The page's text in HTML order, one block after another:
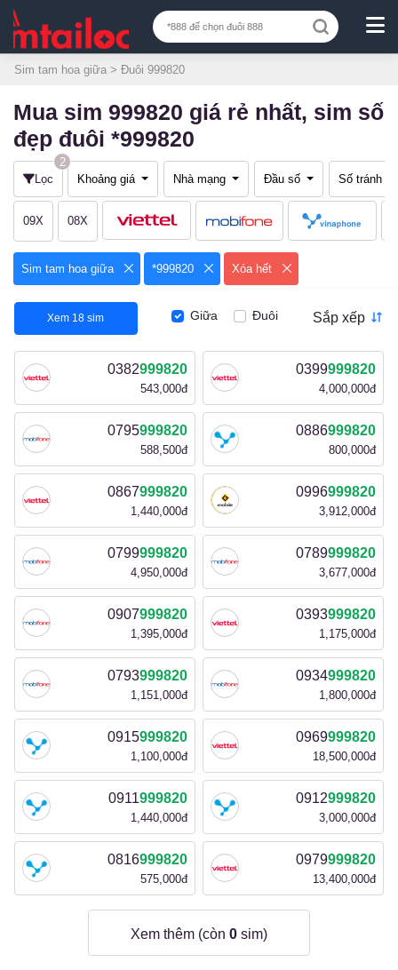
Sim tam hoa giữa > Đuôi 999820
Mua sim 999820 giá rẻ nhất, sim số
đẹp đuôi *999820
Lọc
2
Khoảng giá
Nhà mạng Đầu số Số tránh
09X 08X
Sim tam hoa giữa *999820 Xóa hết
Xem 18 sim Giữa Đuôi Sắp xếp
0382999820
543,000đ
0399999820
4,000,000đ
0795999820
588,500đ
0886999820
800,000đ
0867999820
1,440,000đ
0996999820
3,912,000đ
0799999820
4,950,000đ
0789999820
3,677,000đ
0907999820
1,395,000đ
0393999820
1,175,000đ
0793999820
1,151,000đ
0934999820
1,800,000đ
0915999820
1,100,000đ
0969999820
18,500,000đ
0911999820
1,440,000đ
0912999820
3,000,000đ
0816999820
575,000đ
0979999820
13,400,000đ
Xem thêm (còn 0 sim)